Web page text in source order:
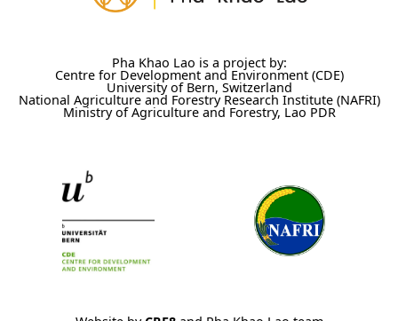
Pha Khao Lao is a project by:
Centre for Development and Environment (CDE)
University of Bern, Switzerland
National Agriculture and Forestry Research Institute (NAFRI)
Ministry of Agriculture and Forestry, Lao PDR